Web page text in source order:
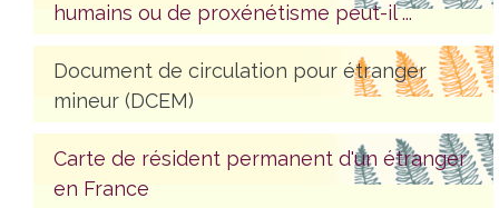
humains ou de proxénétisme peut-il ...
Document de circulation pour étranger
mineur (DCEM)
Carte de résident permanent d'un étranger
en France